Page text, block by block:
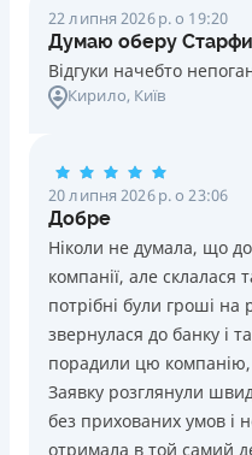
22 липня 2026 р. о 19:20
Думаю оберу
Відгуки начебто
Кирило, Київ
20 липня 2026 р. о 23:06
Добре
Ніколи не думала, що
компанії, але склалася
потрібні були гроші
звернулася до банку і
порадили цю компанію,
Заявку розглянули
без прихованих умов і
отримала в той самий